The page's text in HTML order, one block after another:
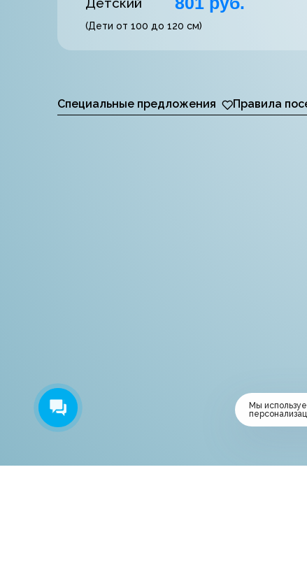
(Дети от 100 до 120 см)
Специальные предложения Правила
Мы